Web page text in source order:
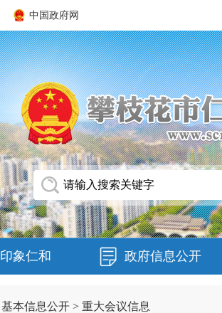
中国政府网
印象仁和 政府信息公开
基本信息公开 > 重大会议信息